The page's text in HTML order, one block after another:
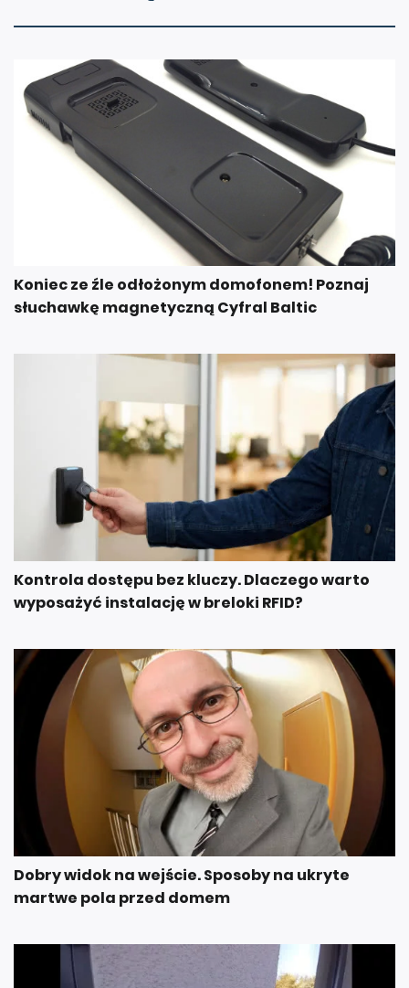
Koniec ze źle odłożonym domofonem! Poznaj
słuchawkę magnetyczną Cyfral Baltic
Kontrola dostępu bez kluczy. Dlaczego warto
wyposażyć instalację w breloki RFID?
Dobry widok na wejście. Sposoby na ukryte
martwe pola przed domem